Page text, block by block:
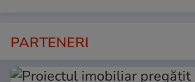
PARTENERI